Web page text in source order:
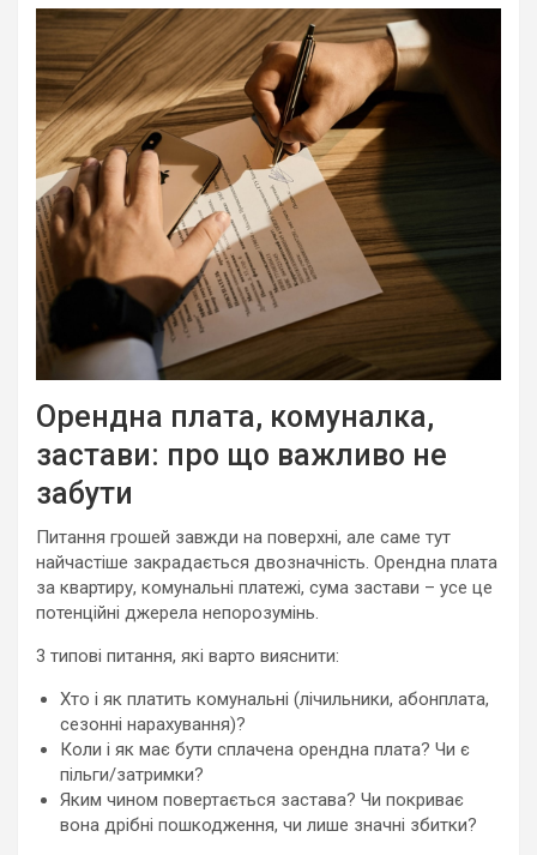
Орендна плата, комуналка,
застави: про що важливо не
забути
Питання грошей завжди на поверхні, але саме тут
найчастіше закрадається двозначність. Орендна плата
за квартиру, комунальні платежі, сума застави – усе це
потенційні джерела непорозумінь.
3 типові питання, які варто вияснити:
Хто і як платить комунальні (лічильники, абонплата,
сезонні нарахування)?
Коли і як має бути сплачена орендна плата? Чи є
пільги/затримки?
Яким чином повертається застава? Чи покриває
вона дрібні пошкодження, чи лише значні збитки?